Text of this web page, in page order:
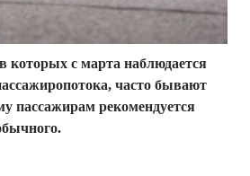
которых с марта наблюдается
часто бывают
пассажирам рекомендуется